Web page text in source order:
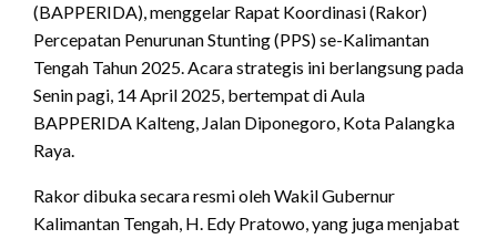
(BAPPERIDA), menggelar Rapat Koordinasi (Rakor)
Percepatan Penurunan Stunting (PPS) se-Kalimantan
Tengah Tahun 2025. Acara strategis ini berlangsung pada
Senin pagi, 14 April 2025, bertempat di Aula
BAPPERIDA Kalteng, Jalan Diponegoro, Kota Palangka
Raya.
Rakor dibuka secara resmi oleh Wakil Gubernur
Kalimantan Tengah, H. Edy Pratowo, yang juga menjabat